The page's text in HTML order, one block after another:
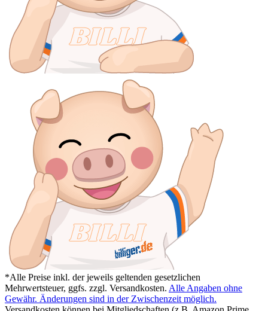
*Alle Preise inkl. der jeweils geltenden gesetzlichen
Mehrwertsteuer, ggfs. zzgl. Versandkosten. Alle Angaben ohne
Gewähr. Änderungen sind in der Zwischenzeit möglich.